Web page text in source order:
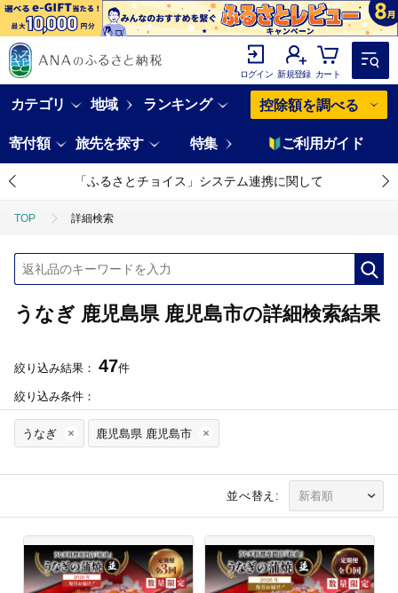
ログイン 新規登録 カート
カテゴリ 地域 ランキング 控除額を調べる
寄付額 旅先を探す 特集 ご利用ガイド
「ふるさとチョイス」システム連携に関して
TOP 詳細検索
うなぎ 鹿児島県 鹿児島市の詳細検索結果
絞り込み結果： 47件
絞り込み条件：
うなぎ 鹿児島県 鹿児島市
並べ替え: